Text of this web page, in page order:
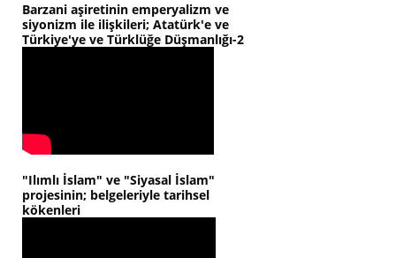
Barzani aşiretinin emperyalizm ve
siyonizm ile ilişkileri; Atatürk'e ve
Türkiye'ye ve Türklüğe Düşmanlığı-2
"Ilımlı İslam" ve "Siyasal İslam"
projesinin; belgeleriyle tarihsel
kökenleri